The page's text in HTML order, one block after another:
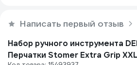
Написать первый отзыв
Набор ручного инструмента
Перчатки Stomer Extra Grip